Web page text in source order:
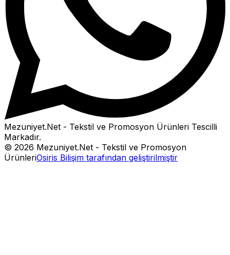
Mezuniyet.Net - Tekstil ve Promosyon Ürünleri Tescilli
Markadır.
© 2026 Mezuniyet.Net - Tekstil ve Promosyon
ÜrünleriOsiris Bilişim tarafından geliştirilmiştir